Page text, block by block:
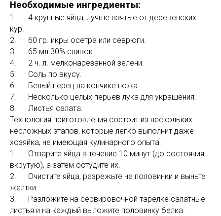
Необходимые ингредиенты:
1. 4 крупные яйца, лучше взятые от деревенских
кур.
2. 60 гр. икры осетра или севрюги.
3. 65 мл 30% сливок.
4. 2 ч. л. мелконарезанной зелени.
5. Соль по вкусу.
6. Белый перец на кончике ножа.
7. Несколько целых перьев лука для украшения.
8. Листья салата.
Технология приготовления состоит из нескольких
несложных этапов, которые легко выполнит даже
хозяйка, не имеющая кулинарного опыта:
1. Отварите яйца в течение 10 минут (до состояния
вкрутую), а затем остудите их.
2. Очистите яйца, разрежьте на половинки и выньте
желтки.
3. Разложите на сервировочной тарелке салатные
листья и на каждый выложите половинку белка.